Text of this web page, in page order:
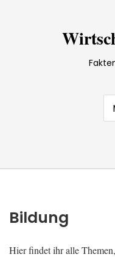
Bildung
Hier findet ihr alle